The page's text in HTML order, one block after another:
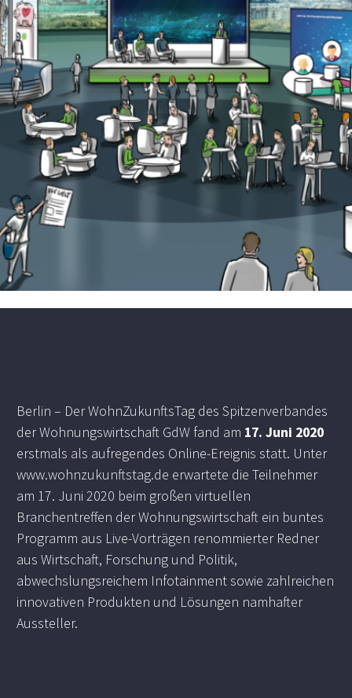
Berlin – Der WohnZukunftsTag des Spitzenverbandes
der Wohnungswirtschaft GdW fand am 17. Juni 2020
erstmals als aufregendes Online-Ereignis statt. Unter
www.wohnzukunftstag.de erwartete die Teilnehmer
am 17. Juni 2020 beim großen virtuellen
Branchentreffen der Wohnungswirtschaft ein buntes
Programm aus Live-Vorträgen renommierter Redner
aus Wirtschaft, Forschung und Politik,
abwechslungsreichem Infotainment sowie zahlreichen
innovativen Produkten und Lösungen namhafter
Aussteller.